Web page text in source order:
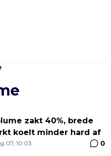
zakt 40%, brede
koelt minder hard af
07, 10:03 0